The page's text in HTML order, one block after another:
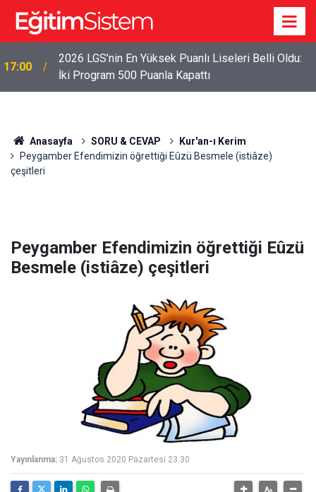
17:00
2026 LGS’nin En Yüksek Puanlı Liseleri Belli Oldu:
İki Program 500 Puanla Kapattı
Anasayfa SORU & CEVAP
Kur'an-ı Kerim
Peygamber Efendimizin öğrettiği Eûzü Besmele (istiâze)
çeşitleri
Peygamber Efendimizin öğrettiği Eûzü
Besmele (istiâze) çeşitleri
Yayınlanma: 31 Ağustos 2020 Pazartesi 23:30